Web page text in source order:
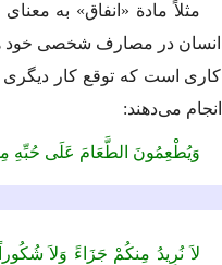
مثلاً مادة «انفاق» به
انسان در مصارف شخصی خود
كاری است كه توقع كار دیگری
انجام می‌دهند:
وَیُطْعِمُونَ الطَّعَامَ عَلَى حُبِّهِ
لاَ نُرِیدُ مِنكُمْ جَزَاءً وَلاَ